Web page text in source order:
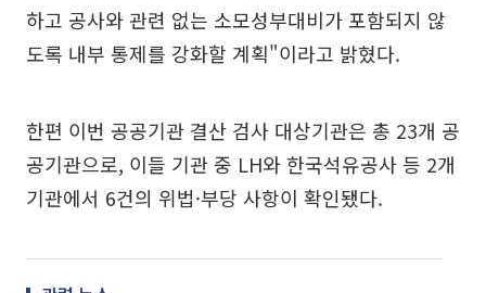
하고 공사와 관련 없는 소모성부대비가 포함되지 않
도록 내부 통제를 강화할 계획"이라고 밝혔다.
한편 이번 공공기관 결산 검사 대상기관은 총 23개 공
공기관으로, 이들 기관 중 LH와 한국석유공사 등 2개
기관에서 6건의 위법·부당 사항이 확인됐다.